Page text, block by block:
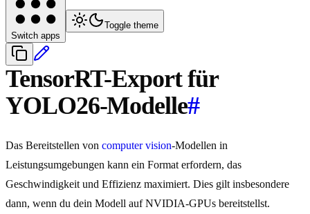
Switch apps
Toggle theme
TensorRT-Export für
YOLO26-Modelle#
Das Bereitstellen von computer vision-Modellen in
Leistungsumgebungen kann ein Format erfordern, das
Geschwindigkeit und Effizienz maximiert. Dies gilt insbesondere
dann, wenn du dein Modell auf NVIDIA-GPUs bereitstellst.